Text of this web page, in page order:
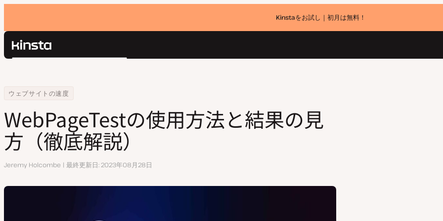
Kinstaをお試し｜初月は無料！
Kinsta®
価格設定
お問い合わせ
検
Home
リソースセンター
ウェブサイトの速度
WebPageTestの使用方法と結果の見方（徹底解説）
WebPageTestの使用方法と結果の見
方（徹底解説）
執
Jeremy Holcombe 最終更新日 2023年08月28日